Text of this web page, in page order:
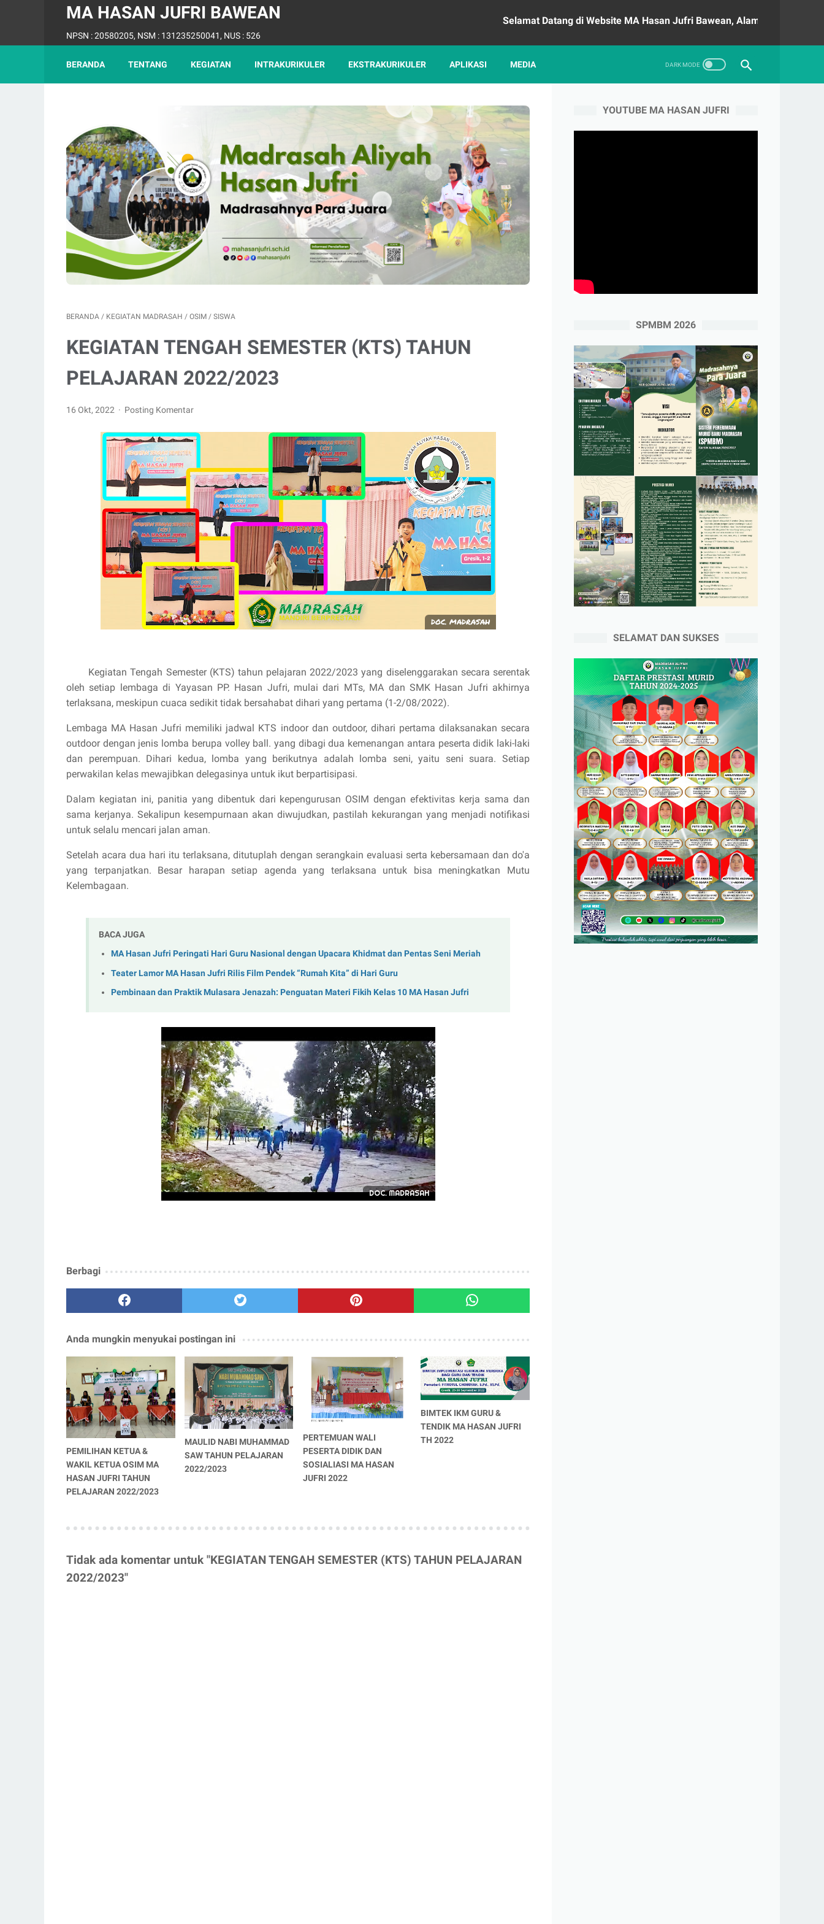
MA HASAN JUFRI BAWEAN
NPSN : 20580205, NSM : 131235250041, NUS : 526
Selamat Datang di Website MA Hasan Jufri Bawean, Alamat : Jl. Raya
BERANDA TENTANG KEGIATAN INTRAKURIKULER EKSTRAKURIKULER APLIKASI MEDIA
BERANDA / KEGIATAN MADRASAH / OSIM / SISWA
KEGIATAN TENGAH SEMESTER (KTS) TAHUN
PELAJARAN 2022/2023
16 Okt, 2022 Posting Komentar
DOC. MADRASAH
Kegiatan Tengah Semester (KTS) tahun pelajaran 2022/2023 yang diselenggarakan secara serentak
oleh setiap lembaga di Yayasan PP. Hasan Jufri, mulai dari MTs, MA dan SMK Hasan Jufri akhirnya
terlaksana, meskipun cuaca sedikit tidak bersahabat dihari yang pertama (1-2/08/2022).
Lembaga MA Hasan Jufri memiliki jadwal KTS indoor dan outdoor, dihari pertama dilaksanakan secara
outdoor dengan jenis lomba berupa volley ball. yang dibagi dua kemenangan antara peserta didik laki-laki
dan perempuan. Dihari kedua, lomba yang berikutnya adalah lomba seni, yaitu seni suara. Setiap
perwakilan kelas mewajibkan delegasinya untuk ikut berpartisipasi.
Dalam kegiatan ini, panitia yang dibentuk dari kepengurusan OSIM dengan efektivitas kerja sama dan
sama kerjanya. Sekalipun kesempurnaan akan diwujudkan, pastilah kekurangan yang menjadi notifikasi
untuk selalu mencari jalan aman.
Setelah acara dua hari itu terlaksana, ditutuplah dengan serangkain evaluasi serta kebersamaan dan do'a
yang terpanjatkan. Besar harapan setiap agenda yang terlaksana untuk bisa meningkatkan Mutu
Kelembagaan.
BACA JUGA
MA Hasan Jufri Peringati Hari Guru Nasional dengan Upacara Khidmat dan Pentas Seni Meriah
Teater Lamor MA Hasan Jufri Rilis Film Pendek “Rumah Kita” di Hari Guru
Pembinaan dan Praktik Mulasara Jenazah: Penguatan Materi Fikih Kelas 10 MA Hasan Jufri
DOC. MADRASAH
Berbagi
Anda mungkin menyukai postingan ini
PEMILIHAN KETUA &
WAKIL KETUA OSIM MA
HASAN JUFRI TAHUN
PELAJARAN 2022/2023
MAULID NABI MUHAMMAD
SAW TAHUN PELAJARAN
2022/2023
PERTEMUAN WALI
PESERTA DIDIK DAN
SOSIALIASI MA HASAN
JUFRI 2022
BIMTEK IKM GURU &
TENDIK MA HASAN JUFRI
TH 2022
Tidak ada komentar untuk "KEGIATAN TENGAH SEMESTER (KTS) TAHUN PELAJARAN
2022/2023"
YOUTUBE MA HASAN JUFRI
SPMBM 2026
SELAMAT DAN SUKSES